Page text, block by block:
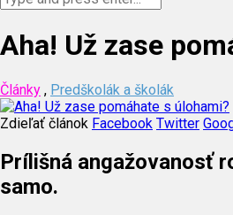
Aha! Už zase
Články , Predškolák a školák
Zdieľať článok Facebook Twitter
Prílišná angažovanosť
samo.